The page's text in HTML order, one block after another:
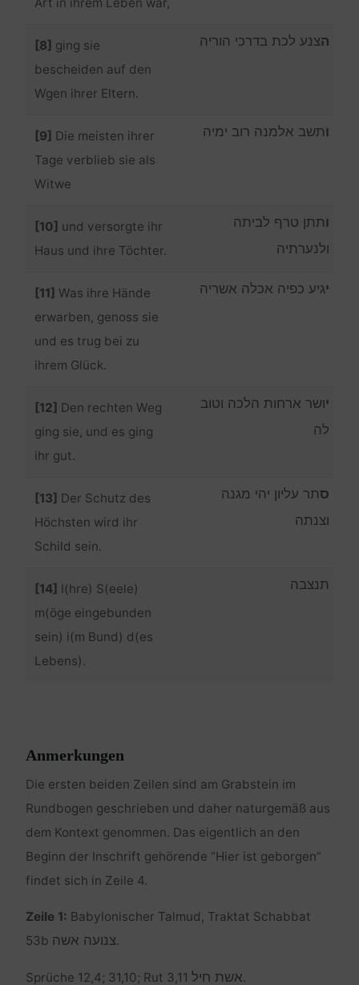
[8] ging sie
bescheiden auf den
Wgen ihrer Eltern.
הצנע לכת בדרכי הוריה
[9] Die meisten ihrer
Tage verblieb sie als
Witwe
ותשב אלמנה רוב ימיה
[10] und versorgte ihr
Haus und ihre Töchter.
ותתן טרף לביתה
ולנערתיה
[11]Was ihre Hände
erwarben, genoss sie
und es trug bei zu
ihrem Glück.
יגיע כפיה אכלה אשריה
[12] Den rechten Weg
ging sie, und es ging
ihr gut.
יושר ארחות הלכה וטוב
לה
[13] Der Schutz des
Höchsten wird ihr
Schild sein.
סתר עליון יהי מגנה
וצנתה
[14] I(hre) S(eele)
m(öge eingebunden
sein) i(m Bund) d(es
Lebens).
תנצבה
Anmerkungen
Die ersten beiden Zeilen sind am Grabstein im
Rundbogen geschrieben und daher naturgemäß aus
dem Kontext genommen. Das eigentlich an den
Beginn der Inschrift gehörende “Hier ist geborgen”
findet sich in Zeile 4.
Zeile 1: Babylonischer Talmud, Traktat Schabbat
53b צנועה אשה.
Sprüche 12,4; 31,10; Rut 3,11 אשת חיל.